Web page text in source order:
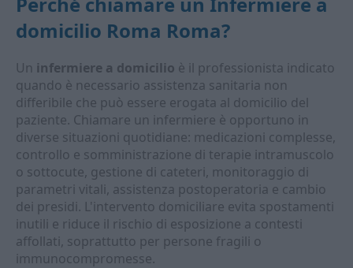
domicilio Roma Roma?
Un infermiere a domicilio è il professionista indicato
quando è necessario assistenza sanitaria non
differibile che può essere erogata al domicilio del
paziente. Chiamare un infermiere è opportuno in
diverse situazioni quotidiane: medicazioni complesse,
controllo e somministrazione di terapie intramuscolo
o sottocute, gestione di cateteri, monitoraggio di
parametri vitali, assistenza postoperatoria e cambio
dei presidi. L'intervento domiciliare evita spostamenti
inutili e riduce il rischio di esposizione a contesti
affollati, soprattutto per persone fragili o
immunocompromesse.